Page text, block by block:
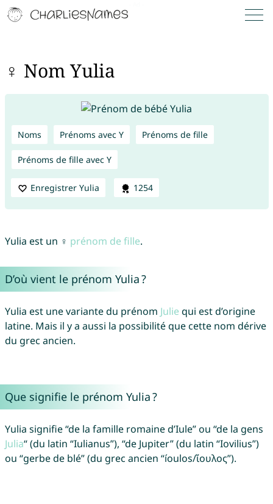
♀ Nom Yulia
Noms Prénoms avec Y Prénoms de fille
Prénoms de fille avec Y
Enregistrer Yulia 1254
Yulia est un ♀ prénom de fille.
D’où vient le prénom Yulia ?
Yulia est une variante du prénom Julie qui est d’origine
latine. Mais il y a aussi la possibilité que cette nom dérive
du grec ancien.
Que signifie le prénom Yulia ?
Yulia signifie “de la famille romaine d’Iule” ou “de la gens
Julia“ (du latin “Iulianus”), “de Jupiter” (du latin “Iovilius”)
ou “gerbe de blé” (du grec ancien “íoulos/ἴουλος”).